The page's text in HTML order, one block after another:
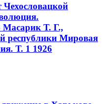
Чехословацкой
Масарик Т. Г.,
республики Мировая
Т. 1 1926